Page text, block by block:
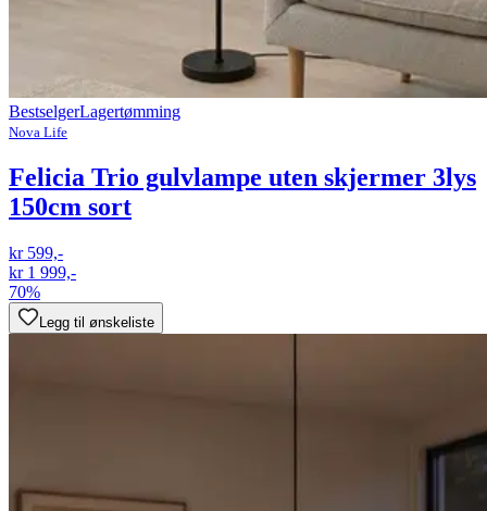
BestselgerLagertømming
Nova Life
Felicia Trio gulvlampe uten skjermer 3lys
150cm sort
kr 599,-
kr 1 999,-
70%
Legg til ønskeliste